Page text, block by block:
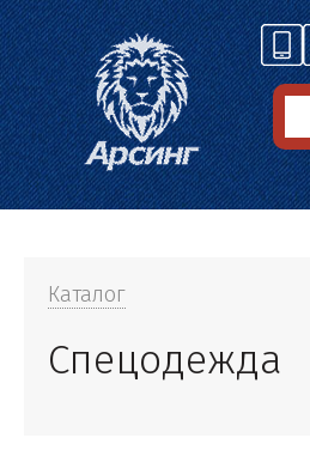
Каталог
Спецодежда